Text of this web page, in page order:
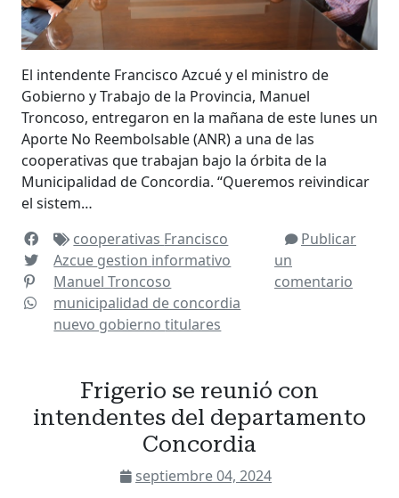
El intendente Francisco Azcué y el ministro de
Gobierno y Trabajo de la Provincia, Manuel
Troncoso, entregaron en la mañana de este lunes un
Aporte No Reembolsable (ANR) a una de las
cooperativas que trabajan bajo la órbita de la
Municipalidad de Concordia. “Queremos reivindicar
el sistem…
cooperativas Francisco
Azcue gestion informativo
Manuel Troncoso
municipalidad de concordia
nuevo gobiernotitulares
Publicar
un
comentario
Frigerio se reunió con
intendentes del departamento
Concordia
septiembre 04, 2024